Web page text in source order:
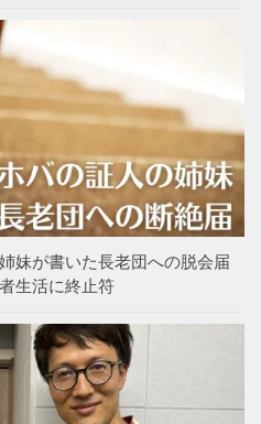
妹が書いた長老団への脱会届
生活に終止符